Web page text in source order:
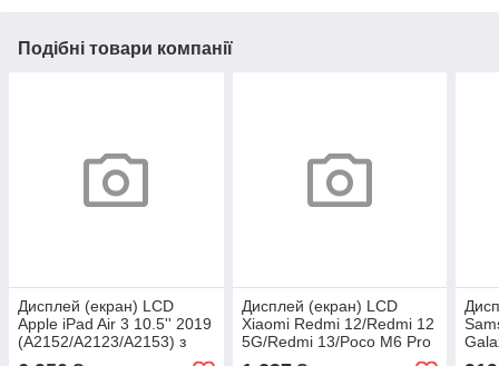
Подібні товари компанії
Дисплей (екран) LCD
Apple iPad Air 3 10.5'' 2019
(A2152/A2123/A2153) з
touchscreen Black Original
Дисплей (екран) LCD
Xiaomi Redmi 12/Redmi 12
5G/Redmi 13/Poco M6 Pro